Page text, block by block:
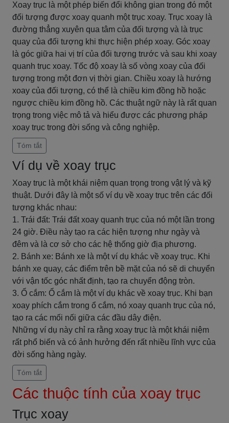
Xoay trục là một phép biến đổi không gian trong đó một
đối tượng được xoay quanh một trục xoay. Trục xoay là
đường thẳng xuyên qua tâm của đối tượng và là trục
quay của đối tượng khi thực hiện phép xoay. Góc xoay
là góc giữa hai vị trí của đối tượng trước và sau khi xoay
quanh trục xoay. Tốc độ xoay là số vòng xoay của đối
tượng trong một đơn vị thời gian. Chiều xoay là hướng
xoay của đối tượng, có thể là chiều kim đồng hồ hoặc
ngược chiều kim đồng hồ. Các thuật ngữ này là rất quan
trọng trong việc mô tả và hiểu được các phương pháp
xoay trục trong đời sống và công nghiệp.
Tóm tắt
Ví dụ về xoay trục
Xoay trục là một khái niệm quan trọng trong vật lý và kỹ
thuật. Dưới đây là một số ví dụ về xoay trục trên các đối
tượng khác nhau:
1. Trái đất: Trái đất xoay quanh trục của nó một lần trong
24 giờ. Điều này tạo ra các hiện tượng như ngày và
đêm và là cơ sở cho các hệ thống giờ địa phương.
2. Bánh xe: Bánh xe là một ví dụ khác về xoay trục. Khi
bánh xe quay, các điểm trên bề mặt của nó sẽ di chuyển
với vận tốc góc nhất định, tạo ra chuyển động tròn.
3. Ổ cắm: Ổ cắm là một ví dụ khác về xoay trục. Khi bạn
xoay phích cắm trong ổ cắm, nó xoay quanh trục của nó,
tạo ra các mối nối giữa các đầu dây điện.
Những ví dụ này chỉ ra rằng xoay trục là một khái niệm
rất phổ biến và có ảnh hưởng đến rất nhiều lĩnh vực của
đời sống hàng ngày.
Tóm tắt
Các thuộc tính của xoay trục
Trục xoay